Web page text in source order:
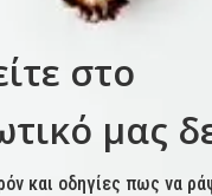
στο
μας
και οδηγίες πως να